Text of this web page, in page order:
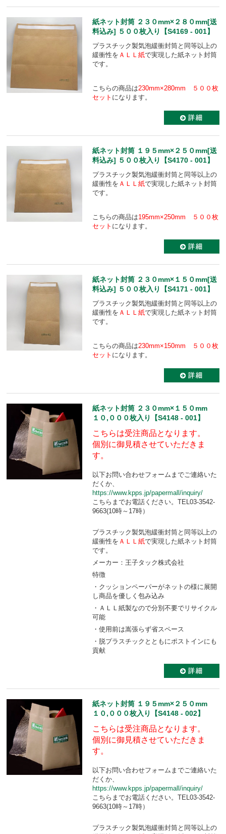
紙ネット封筒 ２３０mm×２８０mm[送
料込み] ５００枚入り【S4169 - 001】
プラスチック製気泡緩衝封筒と同等以上の
緩衝性を ＡＬＬ紙で実現した紙ネット封筒
です。
こちらの商品は230mm×280mm ５００枚
セット になります。
紙ネット封筒 １９５mm×２５０mm[送
料込み] ５００枚入り【S4170 - 001】
プラスチック製気泡緩衝封筒と同等以上の
緩衝性を ＡＬＬ紙で実現した紙ネット封筒
です。
こちらの商品は195mm×250mm ５００枚
セット になります。
紙ネット封筒 ２３０mm×１５０mm[送
料込み] ５００枚入り【S4171 - 001】
プラスチック製気泡緩衝封筒と同等以上の
緩衝性を ＡＬＬ紙で実現した紙ネット封筒
です。
こちらの商品は230mm×150mm ５００枚
セット になります。
紙ネット封筒 ２３０mm×１５０mm
１０,０００枚入り【S4148 - 001】
こちらは受注商品となります。
個別に御見積させていただきま
す。
以下お問い合わせフォームまでご連絡いた
だくか、
https://www.kpps.jp/papermall/inquiry/
こちらまでお電話ください。TEL03-3542-
9663(10時～17時）
プラスチック製気泡緩衝封筒と同等以上の
緩衝性を ＡＬＬ紙で実現した紙ネット封筒
です。
メーカー：王子タック株式会社
特徴
・クッションペーパーがネットの様に展開
し商品を優しく包み込み
・ＡＬＬ紙製なので分別不要でリサイクル
可能
・使用前は嵩張らず省スペース
・脱プラスチックとともにポストインにも
貢献
紙ネット封筒 １９５mm×２５０mm
１０,０００枚入り【S4148 - 002】
こちらは受注商品となります。
個別に御見積させていただきま
す。
以下お問い合わせフォームまでご連絡いた
だくか、
https://www.kpps.jp/papermall/inquiry/
こちらまでお電話ください。TEL03-3542-
9663(10時～17時）
プラスチック製気泡緩衝封筒と同等以上の